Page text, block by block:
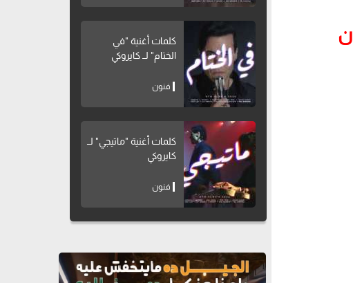
كلمات أغنية "في
الختام" لــ كايروكي
فنون
كلمات أغنية "ماتيجي" لــ
كايروكي
فنون